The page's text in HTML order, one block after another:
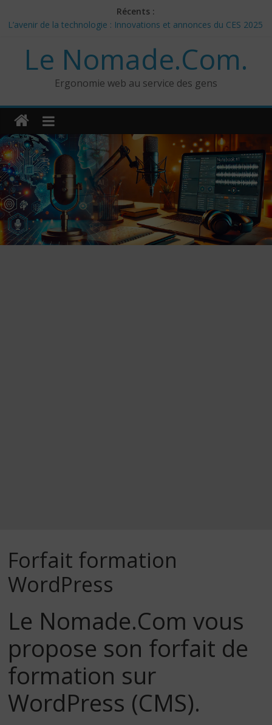
Récents :
L’avenir de la technologie : Innovations et annonces du CES 2025
Les 3 meilleurs réponses de politiciens Canadiens pour Donald
Google Deep Mind – IA : Simulation Mondiale et Défis Éthiques
NotebookLM : Mes commentaires sur 2 mois d’utilisation
CES 2025: Technologies insolites – jour 5
Le Nomade.Com.
Ergonomie web au service des gens
Forfait formation
WordPress
Le Nomade.Com vous
propose son forfait de
formation sur
WordPress (CMS).